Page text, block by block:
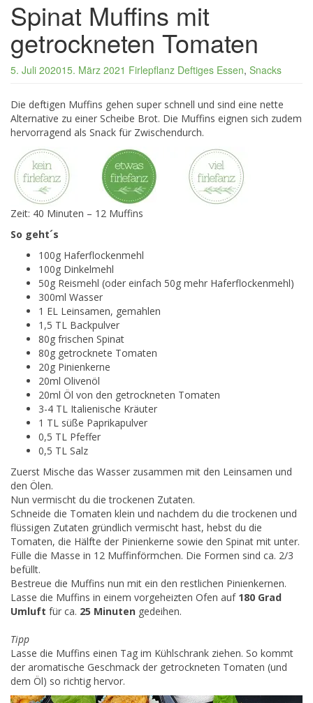
Spinat Muffins mit
getrockneten Tomaten
5. Juli 202015. März 2021 Firlepflanz Deftiges Essen, Snacks
Die deftigen Muffins gehen super schnell und sind eine nette
Alternative zu einer Scheibe Brot. Die Muffins eignen sich zudem
hervorragend als Snack für Zwischendurch.
Zeit: 40 Minuten – 12 Muffins
So geht´s
100g Haferflockenmehl
100g Dinkelmehl
50g Reismehl (oder einfach 50g mehr Haferflockenmehl)
300ml Wasser
1 EL Leinsamen, gemahlen
1,5 TL Backpulver
80g frischen Spinat
80g getrocknete Tomaten
20g Pinienkerne
20ml Olivenöl
20ml Öl von den getrockneten Tomaten
3-4 TL Italienische Kräuter
1 TL süße Paprikapulver
0,5 TL Pfeffer
0,5 TL Salz
Zuerst Mische das Wasser zusammen mit den Leinsamen und
den Ölen.
Nun vermischt du die trockenen Zutaten.
Schneide die Tomaten klein und nachdem du die trockenen und
flüssigen Zutaten gründlich vermischt hast, hebst du die
Tomaten, die Hälfte der Pinienkerne sowie den Spinat mit unter.
Fülle die Masse in 12 Muffinförmchen. Die Formen sind ca. 2/3
befüllt.
Bestreue die Muffins nun mit ein den restlichen Pinienkernen.
Lasse die Muffins in einem vorgeheizten Ofen auf180 Grad
Umluft für ca. 25 Minuten gedeihen.
Tipp
Lasse die Muffins einen Tag im Kühlschrank ziehen. So kommt
der aromatische Geschmack der getrockneten Tomaten (und
dem Öl) so richtig hervor.